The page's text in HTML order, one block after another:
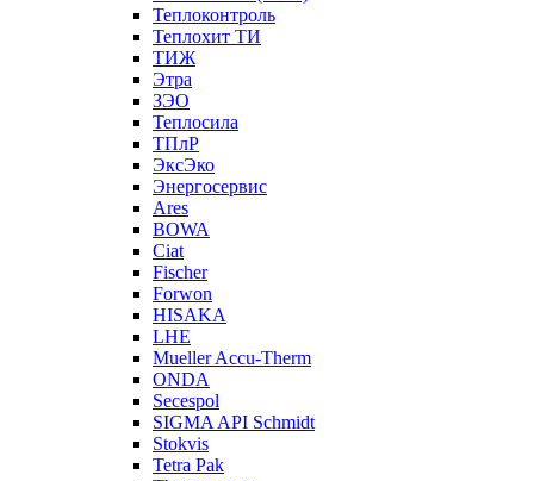
Теплоконтроль
Теплохит ТИ
ТИЖ
Этра
ЗЭО
Теплосила
ТПлР
ЭксЭко
Энергосервис
Ares
BOWA
Ciat
Fischer
Forwon
HISAKA
LHE
Mueller Accu-Therm
ONDA
Secespol
SIGMA API Schmidt
Stokvis
Tetra Pak